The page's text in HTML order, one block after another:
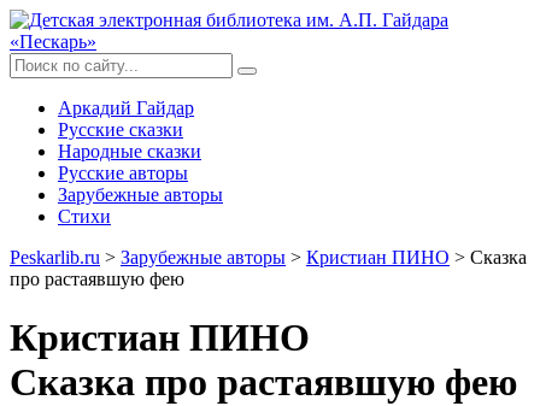
Аркадий Гайдар
Русские сказки
Народные сказки
Русские авторы
Зарубежные авторы
Стихи
Peskarlib.ru > Зарубежные авторы > Кристиан ПИНО > Сказка
про растаявшую фею
Кристиан ПИНО
Сказка про растаявшую фею